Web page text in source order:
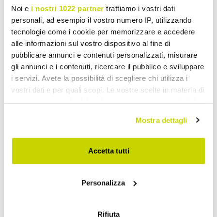
Noi e i nostri 1022 partner trattiamo i vostri dati
personali, ad esempio il vostro numero IP, utilizzando
tecnologie come i cookie per memorizzare e accedere
alle informazioni sul vostro dispositivo al fine di
pubblicare annunci e contenuti personalizzati, misurare
gli annunci e i contenuti, ricercare il pubblico e sviluppare
i servizi. Avete la possibilità di scegliere chi utilizza i
vostri dati e per quali scopi. Le vostre scelte in materia di
modificare o revocare il proprio consenso in qualsiasi
momento dalla Dichiarazione sui cookie o facendo clic
sull'icona di attivazione della privacy.
raccogliere informazioni sulla tua posizione
Mostra dettagli
Accetta tutti
Personalizza
Rifiuta
Ofertă limitată. Nu ratați.